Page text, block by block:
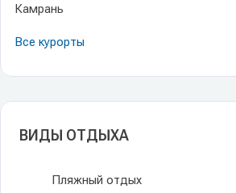
Камрань
Все курорты
ВИДЫ ОТДЫХА
Пляжный отдых